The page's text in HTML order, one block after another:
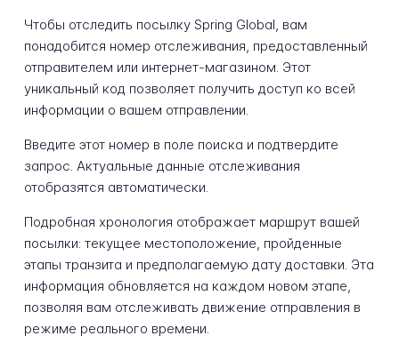
Чтобы отследить посылку Spring Global, вам
понадобится номер отслеживания, предоставленный
отправителем или интернет-магазином. Этот
уникальный код позволяет получить доступ ко всей
информации о вашем отправлении.
Введите этот номер в поле поиска и подтвердите
запрос. Актуальные данные отслеживания
отобразятся автоматически.
Подробная хронология отображает маршрут вашей
посылки: текущее местоположение, пройденные
этапы транзита и предполагаемую дату доставки. Эта
информация обновляется на каждом новом этапе,
позволяя вам отслеживать движение отправления в
режиме реального времени.